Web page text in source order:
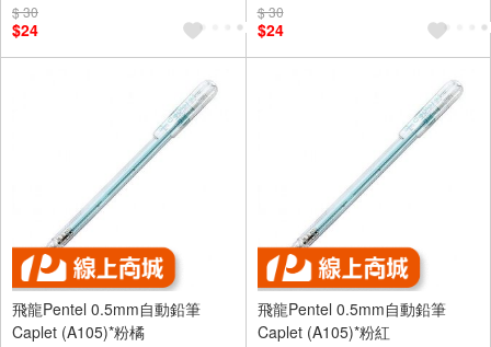
$ 30
$24
$ 30
$24
飛龍Pentel 0.5mm自動鉛筆
Caplet (A105)*粉橘
飛龍Pentel 0.5mm自動鉛筆
Caplet (A105)*粉紅